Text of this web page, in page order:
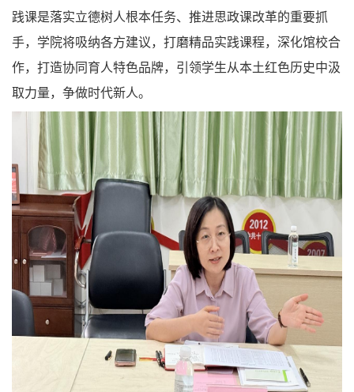
践课是落实立德树人根本任务、推进思政课改革的重要抓
手，学院将吸纳各方建议，打磨精品实践课程，深化馆校合
作，打造协同育人特色品牌，引领学生从本土红色历史中汲
取力量，争做时代新人。